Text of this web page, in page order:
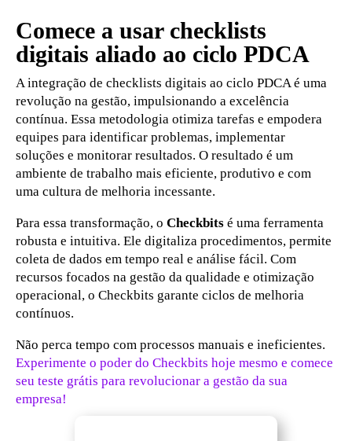
Comece a usar checklists
digitais aliado ao ciclo PDCA
A integração de checklists digitais ao ciclo PDCA é uma
revolução na gestão, impulsionando a excelência
contínua. Essa metodologia otimiza tarefas e empodera
equipes para identificar problemas, implementar
soluções e monitorar resultados. O resultado é um
ambiente de trabalho mais eficiente, produtivo e com
uma cultura de melhoria incessante.
Para essa transformação, o Checkbits é uma ferramenta
robusta e intuitiva. Ele digitaliza procedimentos, permite
coleta de dados em tempo real e análise fácil. Com
recursos focados na gestão da qualidade e otimização
operacional, o Checkbits garante ciclos de melhoria
contínuos.
Não perca tempo com processos manuais e ineficientes.
Experimente o poder do Checkbits hoje mesmo e comece
seu teste grátis para revolucionar a gestão da sua
empresa!